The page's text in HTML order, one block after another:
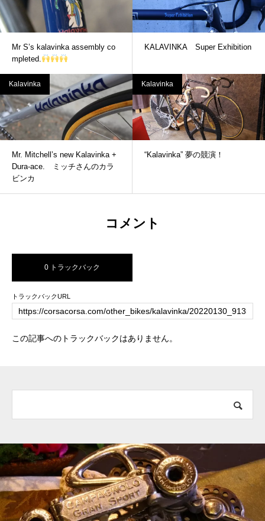
Mr S’s kalavinka assembly co
mpleted.
KALAVINKA Super Exhibition
Kalavinka
Mr. Mitchell’s new Kalavinka +
Dura-ace. ミッチさんのカラ
ビンカ
Kalavinka
“Kalavinka” 夢の競演！
コメント
0 トラックバック
トラックバックURL
この記事へのトラックバックはありません。